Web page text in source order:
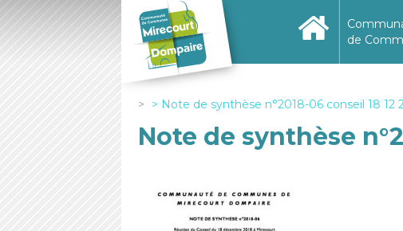
de
Note de synthèse n°2018-06 conseil 18 12
Note de synthèse